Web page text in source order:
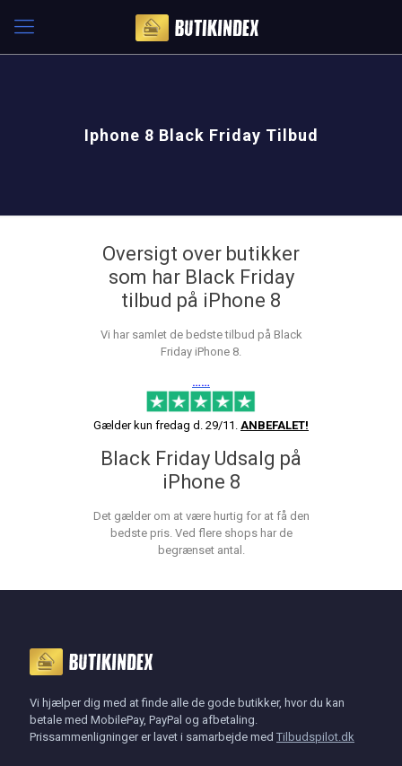
Iphone 8 Black Friday Tilbud
Oversigt over butikker
som har Black Friday
tilbud på iPhone 8
Vi har samlet de bedste tilbud på Black
Friday iPhone 8.
……
Gælder kun fredag d. 29/11. ANBEFALET!
Black Friday Udsalg på
iPhone 8
Det gælder om at være hurtig for at få den
bedste pris. Ved flere shops har de
begrænset antal.
Vi hjælper dig med at finde alle de gode butikker, hvor du kan
betale med MobilePay, PayPal og afbetaling.
Prissammenligninger er lavet i samarbejde med Tilbudspilot.dk